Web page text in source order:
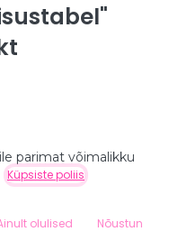
ostukorvi
parimat võimalikku
Küpsiste poliis
olulised Nõustun